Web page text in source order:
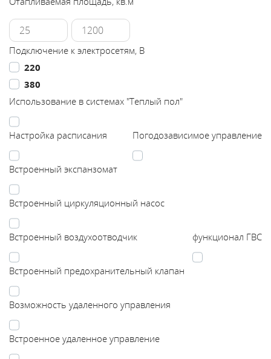
555
Каталог
Сервис
Найти магазин
Найти
монтажника
В
Подключение к электросетям, В
220
380
Использование в системах "Теплый пол"
Настройка расписания Погодозависимое управление
Встроенный экспанзомат
Встроенный циркуляционный насос
Встроенный воздухоотводчик функционал ГВС
Встроенный предохранительный клапан
Возможность удаленного управления
Встроенное удаленное управление